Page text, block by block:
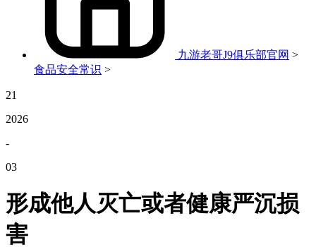
九游老哥J9俱乐部官网 >
食品安全常识 >
21
2026
-
03
形成他人灭亡或者健康严沉损
害